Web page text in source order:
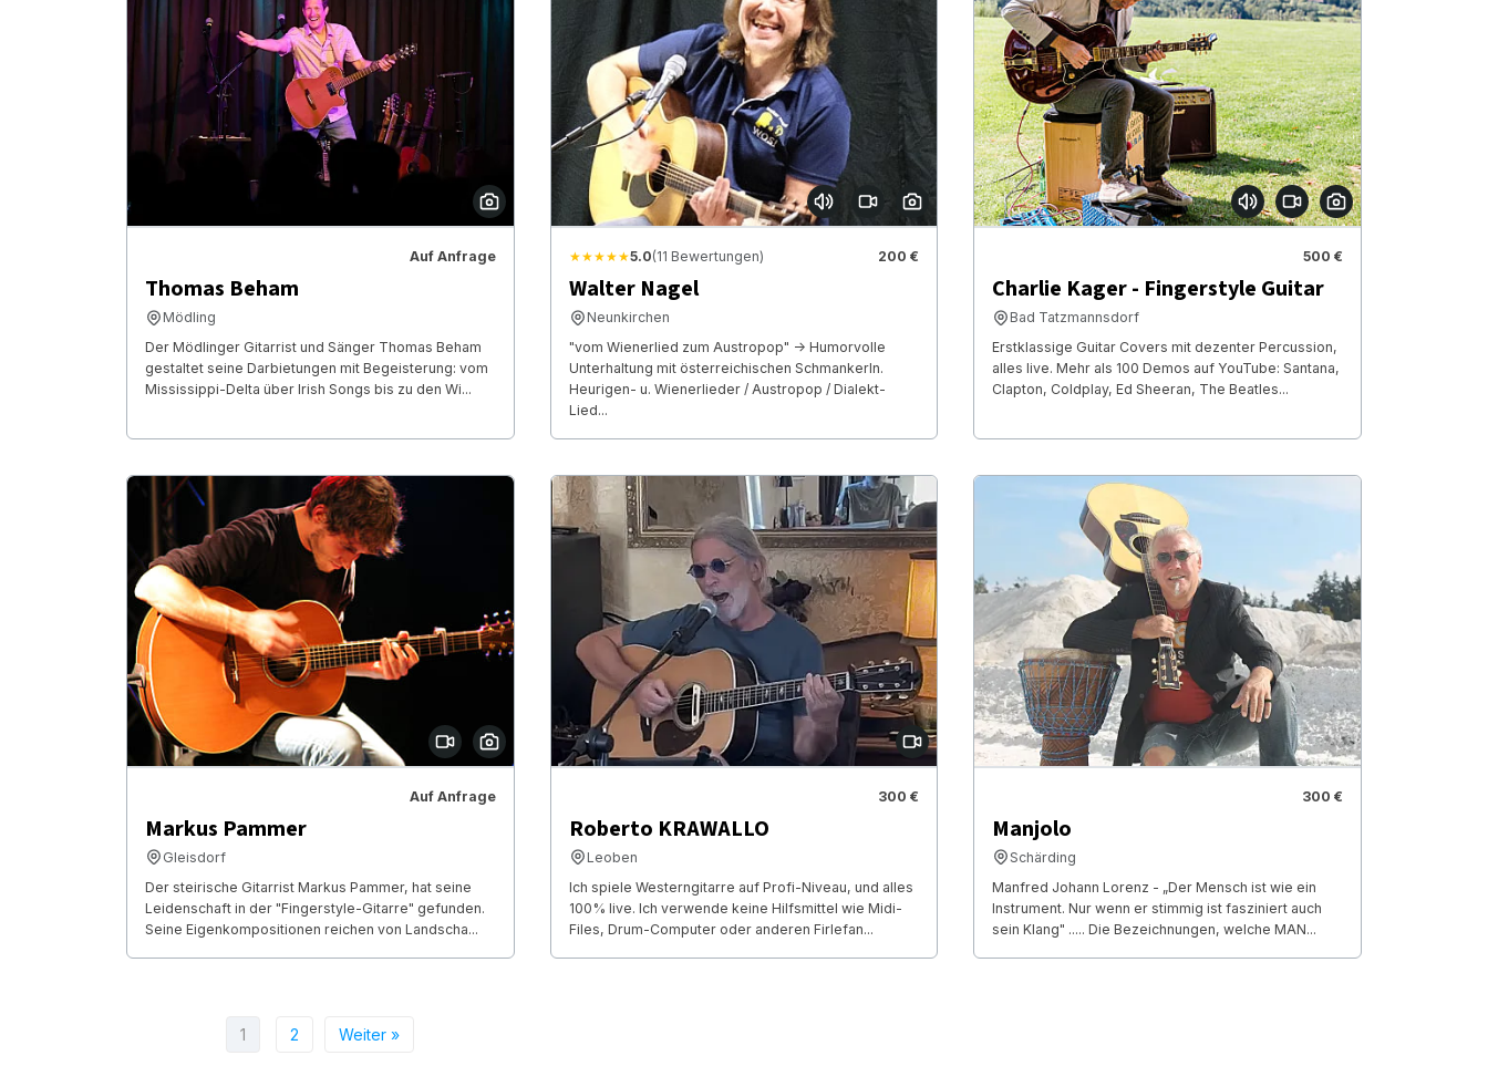
Auf Anfrage
Thomas Beham
Mödling
Der Mödlinger Gitarrist und Sänger Thomas Beham
gestaltet seine Darbietungen mit Begeisterung: vom
Mississippi-Delta über Irish Songs bis zu den Wi...
★★★★★5.0(11 Bewertungen) 200 €
Walter Nagel
Neunkirchen
"vom Wienerlied zum Austropop" -> Humorvolle
Unterhaltung mit österreichischen Schmankerln.
Heurigen- u. Wienerlieder / Austropop / Dialekt-
Lied...
500 €
Charlie Kager - Fingerstyle Guitar
Bad Tatzmannsdorf
Erstklassige Guitar Covers mit dezenter Percussion,
alles live. Mehr als 100 Demos auf YouTube: Santana,
Clapton, Coldplay, Ed Sheeran, The Beatles...
Auf Anfrage
Markus Pammer
Gleisdorf
Der steirische Gitarrist Markus Pammer, hat seine
Leidenschaft in der "Fingerstyle-Gitarre" gefunden.
Seine Eigenkompositionen reichen von Landscha...
300 €
Roberto KRAWALLO
Leoben
Ich spiele Westerngitarre auf Profi-Niveau, und alles
100% live. Ich verwende keine Hilfsmittel wie Midi-
Files, Drum-Computer oder anderen Firlefan...
300 €
Manjolo
Schärding
Manfred Johann Lorenz - „Der Mensch ist wie ein
Instrument. Nur wenn er stimmig ist fasziniert auch
sein Klang" ..... Die Bezeichnungen, welche MAN...
1 2 Weiter »